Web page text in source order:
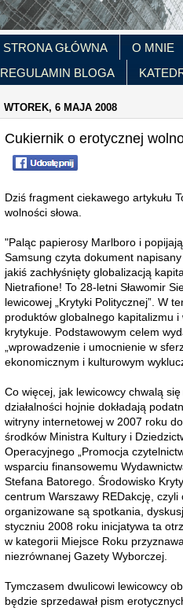
STRONA GŁÓWNA O MNIE
REGULAMIN BLOGA
WTOREK, 6 MAJA 2008
Cukiernik o erotycznej
Dziś fragment ciekawego artykułu
wolności słowa.
"Paląc papierosy Marlboro i
Samsung czyta dokument
jakiś zachłyśnięty globalizacją
Nietrafione! To 28-letni Sławomir
lewicowej „Krytyki Politycznej”. W
produktów globalnego kapitalizmu
krytykuje. Podstawowym celem
„wprowadzenie i umocnienie w
ekonomicznym i kulturowym
Co więcej, jak lewicowcy chwalą
działalności hojnie dokładają
witryny internetowej w 2007 roku
środków Ministra Kultury i
Operacyjnego „Promocja
wsparciu finansowemu
Stefana Batorego. Środowisko
centrum Warszawy REDakcję,
organizowane są spotkania,
styczniu 2008 roku inicjatywa ta
w kategorii Miejsce Roku
niezrównanej Gazety Wyborczej.
Tymczasem dwulicowi lewicowcy
będzie sprzedawał pism